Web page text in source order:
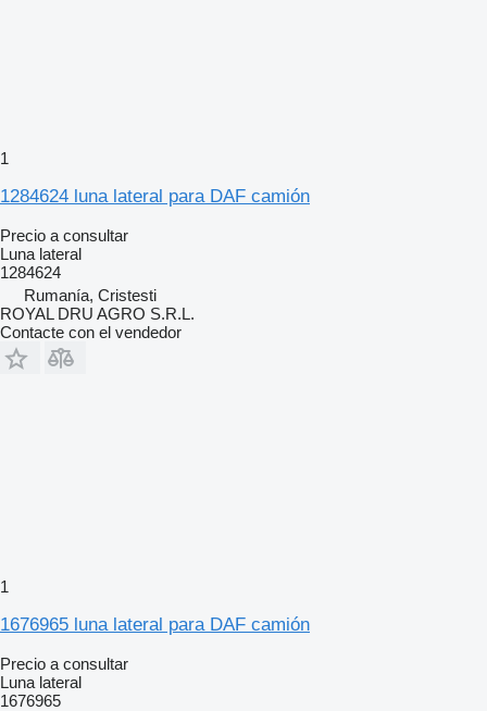
1
1284624 luna lateral para DAF camión
Precio a consultar
Luna lateral
1284624
Rumanía, Cristesti
ROYAL DRU AGRO S.R.L.
Contacte con el vendedor
1
1676965 luna lateral para DAF camión
Precio a consultar
Luna lateral
1676965